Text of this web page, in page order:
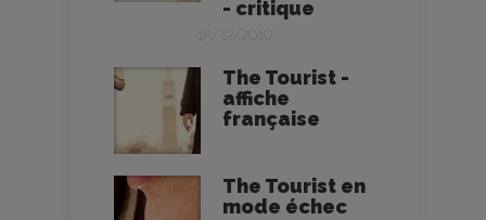
- critique
15/12/2010
The Tourist -
affiche
française
The Tourist en
mode échec